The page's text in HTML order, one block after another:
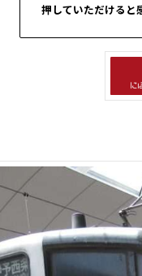
押していただけると